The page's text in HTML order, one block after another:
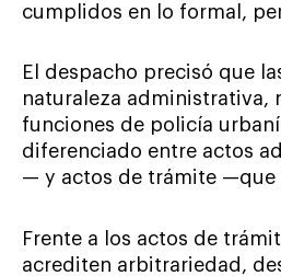
cumplidos en lo formal,
El despacho precisó que
naturaleza administrativa,
funciones de policía
diferenciado entre actos
— y actos de trámite —que
Frente a los actos de
acrediten arbitrariedad,